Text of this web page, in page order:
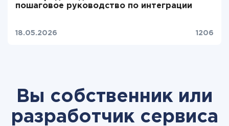
пошаговое руководство по интеграции
18.05.2026 1206
Вы собственник или
разработчик сервиса